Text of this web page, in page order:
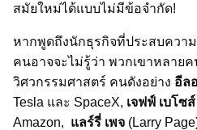
สมัยใหม่ได้แบบไม่มีข้อจำกัด!
หากพูดถึงนักธุรกิจที่ประสบความ
คนอาจจะไม่รู้ว่า พวกเขาหลาย
วิศวกรรมศาสตร์ คนดังอย่าง อีล
Tesla และ SpaceX, เจฟฟ์ เบโซส์
Amazon, แลร์รี่ เพจ (Larry